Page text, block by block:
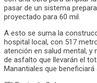
pasar de un sistema
proyectado para 60 mil.
A esto se suma la
hospital local, con 517
atención en salud mental, y
de asfalto que llevarán el
Manantiales que beneficiará